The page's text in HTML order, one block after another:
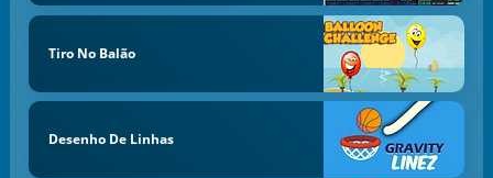
Tiro No Balão
Desenho De Linhas